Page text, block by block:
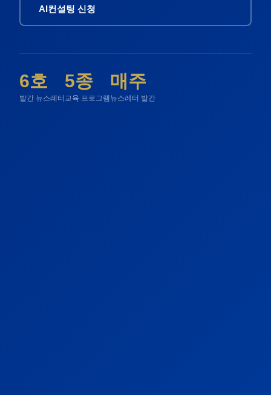
AI컨설팅 신청
6호
발간 뉴스레터
5종
교육 프로그램
매주
뉴스레터 발간